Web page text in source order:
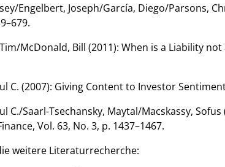
Engelbert, Joseph/García, Diego/Parsons,
McDonald, Bill (2011): When is a Liability
C. (2007): Giving Content to Investor
C./Saarl-Tsechansky, Maytal/Macskassy,
Vol. 63, No. 3, p. 1437–1467.
weitere Literaturrecherche: